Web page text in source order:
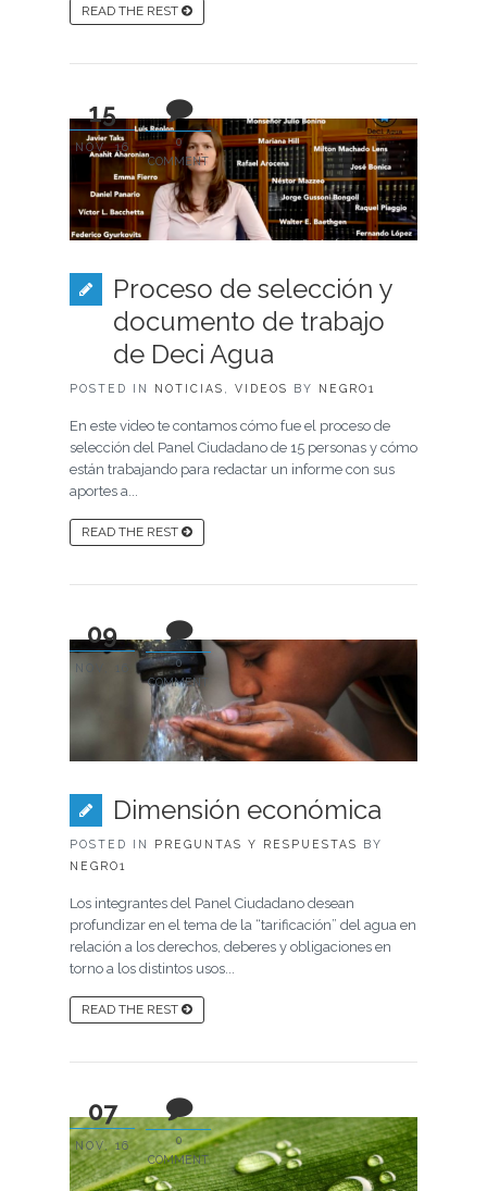
READ THE REST
Proceso de selección y
documento de trabajo
de Deci Agua
POSTED IN NOTICIAS VIDEOS BY NEGRO1
En este video te contamos cómo fue el proceso de
selección del Panel Ciudadano de 15 personas y cómo
están trabajando para redactar un informe con sus
aportes a...
READ THE REST
15
NOV, 16
0
COMMENT
Dimensión económica
POSTED IN PREGUNTAS Y RESPUESTAS
BY
NEGRO1
Los integrantes del Panel Ciudadano desean
profundizar en el tema de la “tarificación” del agua en
relación a los derechos, deberes y obligaciones en
torno a los distintos usos...
READ THE REST
09
NOV, 16
0
COMMENT
07
NOV, 16
0
COMMENT